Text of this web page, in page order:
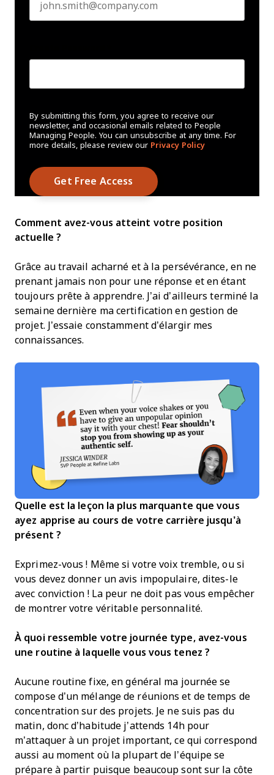
By submitting this form, you agree to receive our
newsletter, and occasional emails related to People
Managing People. You can unsubscribe at any time. For
more details, please review our Privacy Policy
Comment avez-vous atteint votre position
actuelle ?
Grâce au travail acharné et à la persévérance, en ne
prenant jamais non pour une réponse et en étant
toujours prête à apprendre. J’ai d’ailleurs terminé la
semaine dernière ma certification en gestion de
projet. J’essaie constamment d’élargir mes
connaissances.
Quelle est la leçon la plus marquante que vous
ayez apprise au cours de votre carrière jusqu’à
présent ?
Exprimez-vous ! Même si votre voix tremble, ou si
vous devez donner un avis impopulaire, dites-le
avec conviction ! La peur ne doit pas vous empêcher
de montrer votre véritable personnalité.
À quoi ressemble votre journée type, avez-vous
une routine à laquelle vous vous tenez ?
Aucune routine fixe, en général ma journée se
compose d’un mélange de réunions et de temps de
concentration sur des projets. Je ne suis pas du
matin, donc d’habitude j’attends 14h pour
m’attaquer à un projet important, ce qui correspond
aussi au moment où la plupart de l’équipe se
prépare à partir puisque beaucoup sont sur la côte